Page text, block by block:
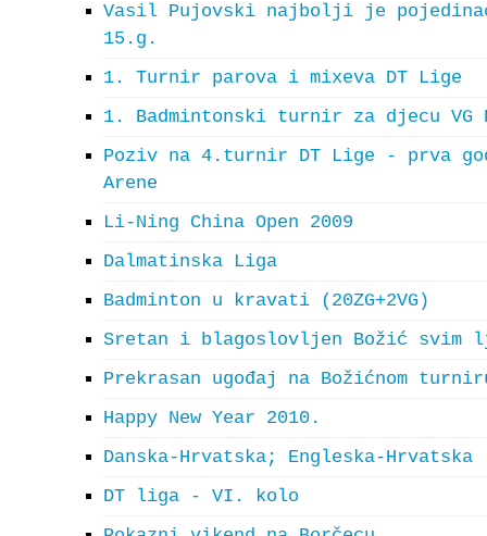
Vasil Pujovski najbolji je
15.g.
1. Turnir parova i mixeva DT Lige
1. Badmintonski turnir za djecu VG
Poziv na 4.turnir DT Lige - prva
Arene
Li-Ning China Open 2009
Dalmatinska Liga
Badminton u kravati (20ZG+2VG)
Sretan i blagoslovljen Božić svim
Prekrasan ugođaj na Božićnom
Happy New Year 2010.
Danska-Hrvatska; Engleska-Hrvatska
DT liga - VI. kolo